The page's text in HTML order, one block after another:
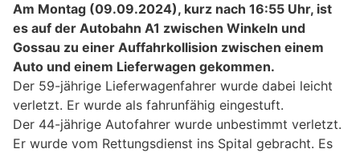
Am Montag (09.09.2024), kurz nach 16:55 Uhr, ist
es auf der Autobahn A1 zwischen Winkeln und
Gossau zu einer Auffahrkollision zwischen einem
Auto und einem Lieferwagen gekommen.
Der 59-jährige Lieferwagenfahrer wurde dabei leicht
verletzt. Er wurde als fahrunfähig eingestuft.
Der 44-jährige Autofahrer wurde unbestimmt verletzt.
Er wurde vom Rettungsdienst ins Spital gebracht. Es